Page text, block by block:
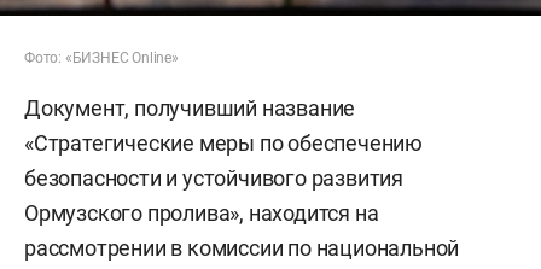
Фото: «БИЗНЕС Online»
Документ, получивший название
«Стратегические меры по обеспечению
безопасности и устойчивого развития
Ормузского пролива», находится на
рассмотрении в комиссии по национальной